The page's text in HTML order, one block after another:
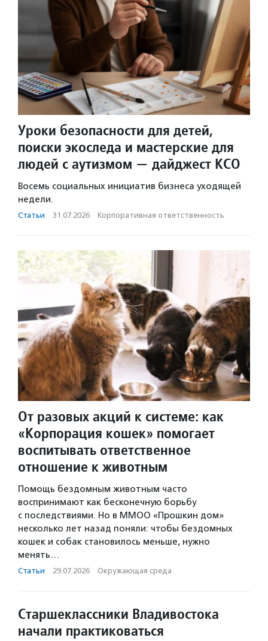
Уроки безопасности для детей,
поиски экоследа и мастерские для
людей с аутизмом — дайджест КСО
Восемь социальных инициатив бизнеса уходящей
недели.
Статьи · 31.07.2026 · Корпоративная ответственность
От разовых акций к системе: как
«Корпорация кошек» помогает
воспитывать ответственное
отношение к животным
Помощь бездомным животным часто
воспринимают как бесконечную борьбу
с последствиями. Но в ММОО «Прошкин дом»
несколько лет назад поняли: чтобы бездомных
кошек и собак становилось меньше, нужно
менять…
Статьи · 29.07.2026 · Окружающая среда
Старшеклассники Владивостока
начали практиковаться